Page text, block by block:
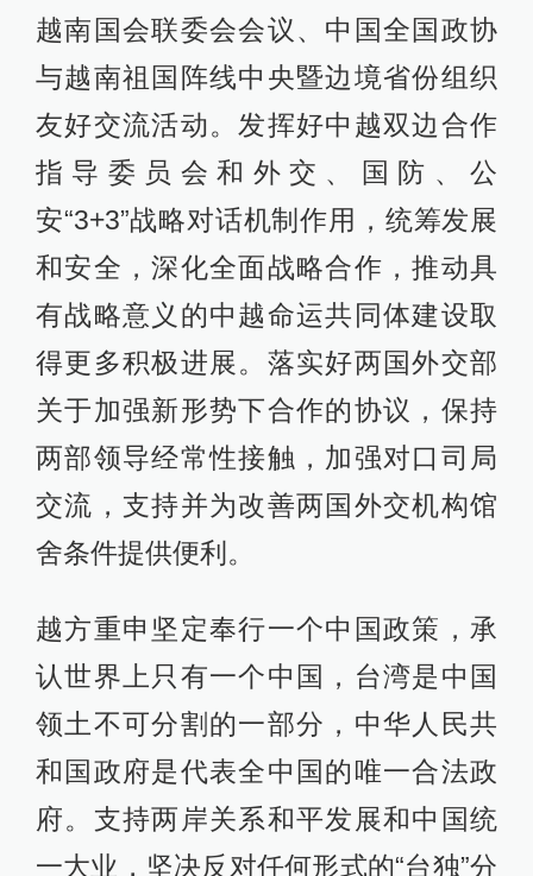
越南国会联委会会议、中国全国政协
与越南祖国阵线中央暨边境省份组织
友好交流活动。发挥好中越双边合作
指导委员会和外交、国防、公
安“3+3”战略对话机制作用，统筹发展
和安全，深化全面战略合作，推动具
有战略意义的中越命运共同体建设取
得更多积极进展。落实好两国外交部
关于加强新形势下合作的协议，保持
两部领导经常性接触，加强对口司局
交流，支持并为改善两国外交机构馆
舍条件提供便利。
越方重申坚定奉行一个中国政策，承
认世界上只有一个中国，台湾是中国
领土不可分割的一部分，中华人民共
和国政府是代表全中国的唯一合法政
府。支持两岸关系和平发展和中国统
一大业，坚决反对任何形式的“台独”分